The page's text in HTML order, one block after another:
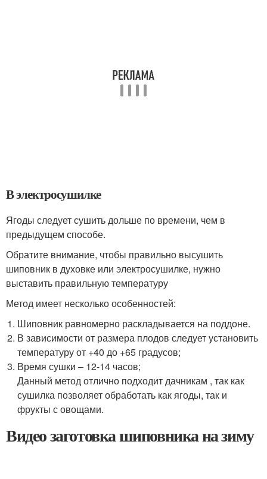
В электросушилке
Ягоды следует сушить дольше по времени, чем в
предыдущем способе.
Обратите внимание, чтобы правильно высушить
шиповник в духовке или электросушилке, нужно
выставить правильную температуру
Метод имеет несколько особенностей:
Шиповник равномерно раскладывается на поддоне.
В зависимости от размера плодов следует установить
температуру от +40 до +65 градусов;
Время сушки – 12-14 часов;
Данный метод отлично подходит дачникам , так как
сушилка позволяет обработать как ягоды, так и
фрукты с овощами.
Видео заготовка шиповника на зиму